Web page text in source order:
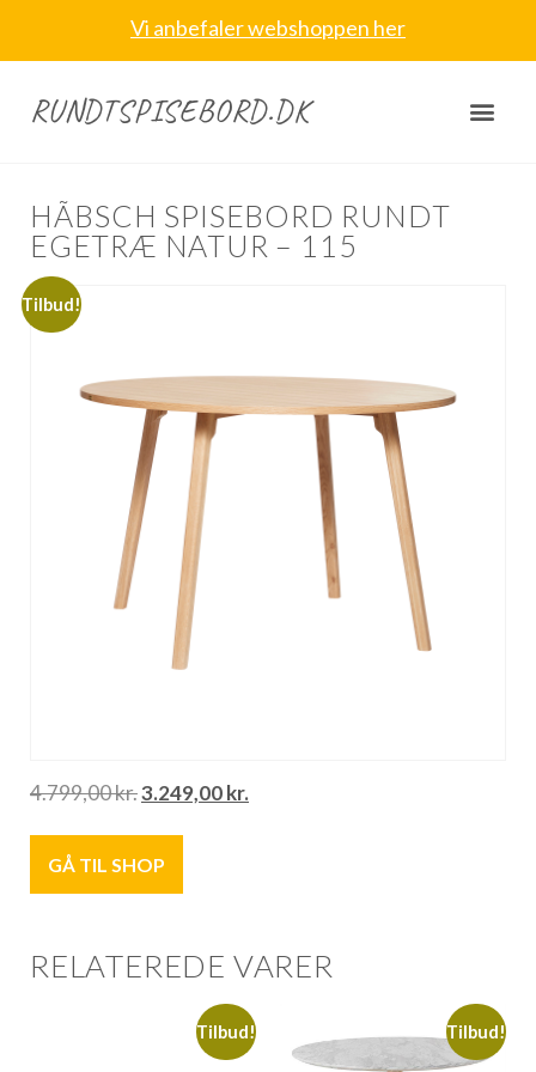
Vi anbefaler webshoppen her
RUNDTSPISEBORD.DK
HÃBSCH SPISEBORD RUNDT
EGETRÆ NATUR – 115
Tilbud!
4.799,00kr.3.249,00kr.
GÅ TIL SHOP
RELATEREDE VARER
Tilbud! Tilbud!